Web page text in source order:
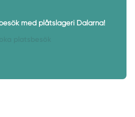
med plåtslageri Dalarna!